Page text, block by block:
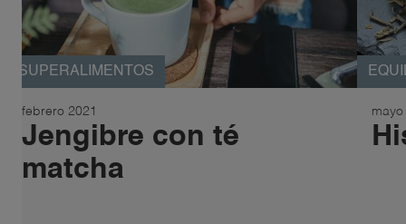
SUPERALIMENTOS
febrero 2021
Jengibre con té
matcha